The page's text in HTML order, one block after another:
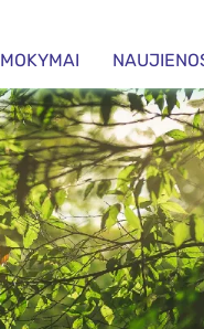
MOKYMAI